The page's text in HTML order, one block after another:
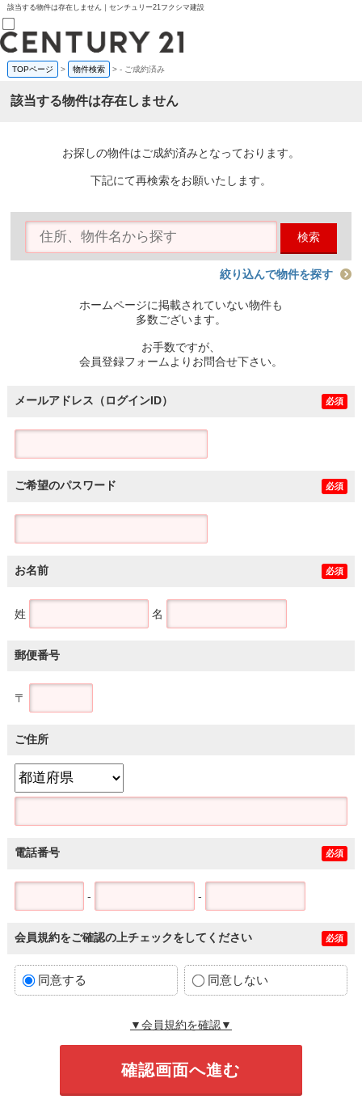
該当する物件は存在しません｜センチュリー21フクシマ建設
売買部
0120-800-844
賃貸部
会員メニュー
物件を探す
購入TOP
条件から探す
住宅ローン控除シミュレータ
TOPページ > 物件検索 >- ご成約済み
該当する物件は存在しません
お探しの物件はご成約済みとなっております。
下記にて再検索をお願いたします。
検索
絞り込んで物件を探す
ホームページに掲載されていない物件も
多数ございます。
お手数ですが、
会員登録フォームよりお問合せ下さい。
メールアドレス（ログインID） 必須
ご希望のパスワード 必須
お名前 必須
姓 名
郵便番号
〒
ご住所
電話番号 必須
- -
会員規約をご確認の上チェックをしてください 必須
同意する 同意しない
▼会員規約を確認▼